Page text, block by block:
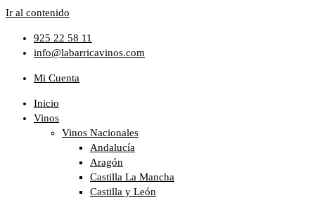
Ir al contenido
925 22 58 11
info@labarricavinos.com
Mi Cuenta
Inicio
Vinos
Vinos Nacionales
Andalucía
Aragón
Castilla La Mancha
Castilla y León